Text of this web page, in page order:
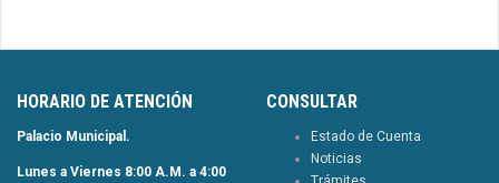
HORARIO DE ATENCIÓN
Palacio Municipal.
Lunes a Viernes 8:00 A.M. a 4:00
CONSULTAR
Estado de Cuenta
Noticias